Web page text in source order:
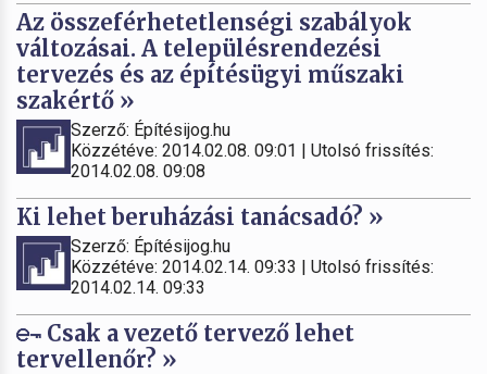
Az összeférhetetlenségi szabályok
változásai. A településrendezési
tervezés és az építésügyi műszaki
szakértő »
Szerző: Építésijog.hu
Közzétéve: 2014.02.08. 09:01 | Utolsó frissítés:
2014.02.08. 09:08
Ki lehet beruházási tanácsadó? »
Szerző: Építésijog.hu
Közzétéve: 2014.02.14. 09:33 | Utolsó frissítés:
2014.02.14. 09:33
Csak a vezető tervező lehet
tervellenőr? »